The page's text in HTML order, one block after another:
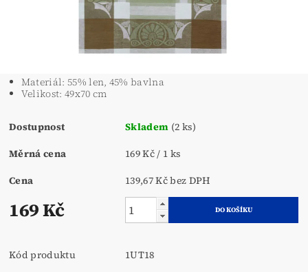
Materiál: 55% len, 45% bavlna
Velikost: 49x70 cm
Dostupnost Skladem (2 ks)
Měrná cena
169 Kč / 1 ks
Cena
139,67 Kč bez DPH
169 Kč
Kód produktu
1UT18